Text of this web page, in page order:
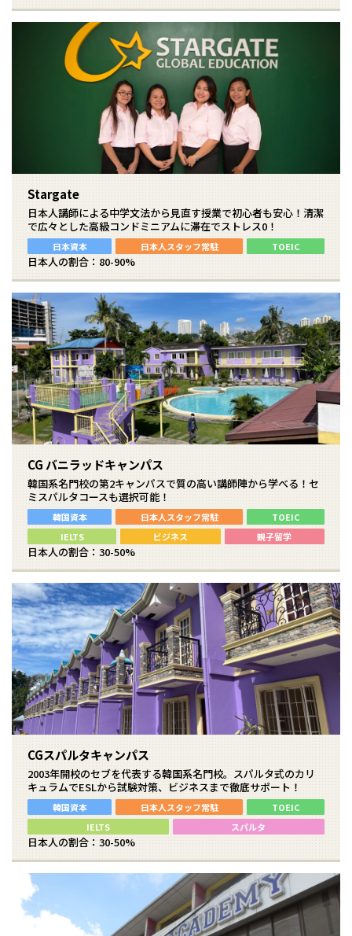
Stargate
日本人講師による中学文法から見直す授業で初心者も安心！清潔
で広々とした高級コンドミニアムに滞在でストレス0！
日本資本 日本人スタッフ常駐 TOEIC
日本人の割合：80-90%
CG バニラッドキャンパス
韓国系名門校の第2キャンパスで質の高い講師陣から学べる！セ
ミスパルタコースも選択可能！
韓国資本 日本人スタッフ常駐
TOEIC
IELTS
ビジネス 親子留学
日本人の割合：30-50%
CGスパルタキャンパス
2003年開校のセブを代表する韓国系名門校。スパルタ式のカリ
キュラムでESLから試験対策、ビジネスまで徹底サポート！
韓国資本 日本人スタッフ常駐
TOEIC
IELTS
スパルタ
日本人の割合：30-50%